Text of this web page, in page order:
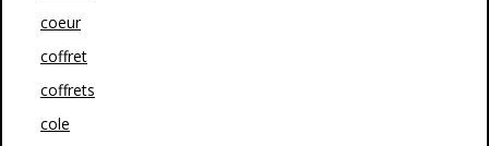
coeur
coffret
coffrets
cole